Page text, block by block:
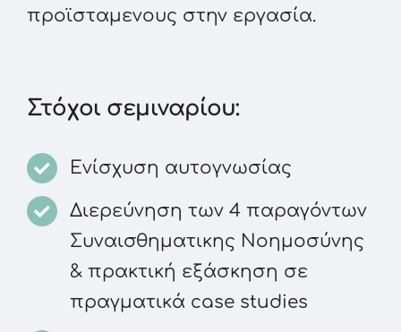
προϊσταμενους στην εργασία.
Στόχοι σεμιναρίου:
Ενίσχυση αυτογνωσίας
Διερεύνηση των 4 παραγόντων
Συναισθηματικης Νοημοσύνης
& πρακτική εξάσκηση σε
πραγματικά case studies